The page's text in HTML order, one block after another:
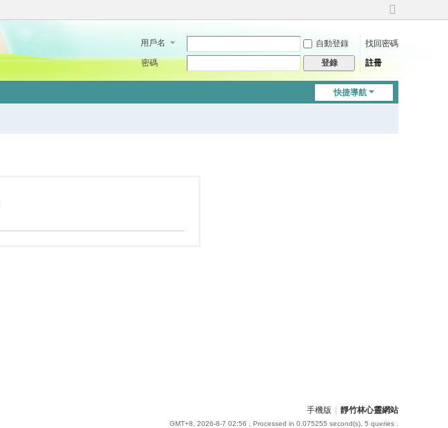
切
到
用戶名 自動登錄
找回密碼
密碼
登錄 註冊
快捷導航
手機版 靜竹林心靈網站
GMT+8, 2026-8-7 02:56 , Processed in 0.075255 second(s), 5 queries .